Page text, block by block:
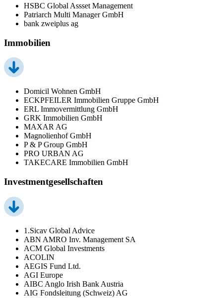
HSBC Global Assset Management
Patriarch Multi Manager GmbH
bank zweiplus ag
Immobilien
Domicil Wohnen GmbH
ECKPFEILER Immobilien Gruppe GmbH
ERL Immovermittlung GmbH
GRK Immobilien GmbH
MAXAR AG
Magnolienhof GmbH
P & P Group GmbH
PRO URBAN AG
TAKECARE Immobilien GmbH
Investmentgesellschaften
1.Sicav Global Advice
ABN AMRO Inv. Management SA
ACM Global Investments
ACOLIN
AEGIS Fund Ltd.
AGI Europe
AIBC Anglo Irish Bank Austria
AIG Fondsleitung (Schweiz) AG